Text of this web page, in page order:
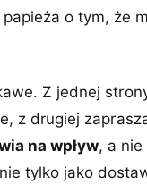
o tym, że
Z jednej
z drugiej
na wpływ, a
tylko jako